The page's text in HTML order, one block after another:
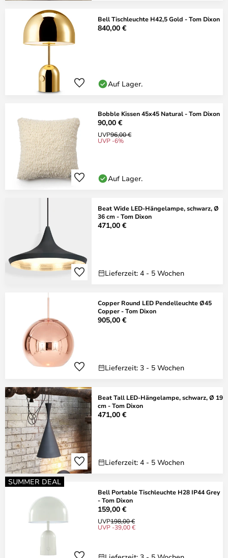
Bell Tischleuchte H42,5 Gold - Tom Dixon
840,00 €
Auf Lager.
Bobble Kissen 45x45 Natural - Tom Dixon
90,00 €
UVP96,00 €
UVP -6%
Auf Lager.
Beat Wide LED-Hängelampe, schwarz, Ø
36 cm - Tom Dixon
471,00 €
Lieferzeit: 4 - 5 Wochen
Copper Round LED Pendelleuchte Ø45
Copper - Tom Dixon
905,00 €
Lieferzeit: 3 - 5 Wochen
Beat Tall LED-Hängelampe, schwarz, Ø 19
cm - Tom Dixon
471,00 €
Lieferzeit: 4 - 5 Wochen
SUMMER DEAL
Bell Portable Tischleuchte H28 IP44 Grey
- Tom Dixon
159,00 €
UVP198,00 €
UVP -39,00 €